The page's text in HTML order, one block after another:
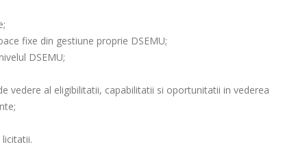
fixe din gestiune proprie DSEMU;
DSEMU;
vedere al eligibilitatii, capabilitatii si oportunitatii in vederea